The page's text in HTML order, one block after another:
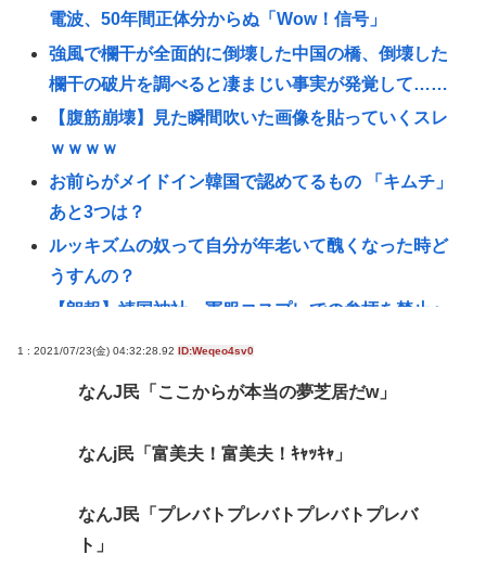
電波、50年間正体分からぬ「Wow！信号」
強風で欄干が全面的に倒壊した中国の橋、倒壊した
欄干の破片を調べると凄まじい事実が発覚して……
【腹筋崩壊】見た瞬間吹いた画像を貼っていくスレ
ｗｗｗｗ
お前らがメイドイン韓国で認めてるもの 「キムチ」
あと3つは？
ルッキズムの奴って自分が年老いて醜くなった時ど
うすんの？
【朗報】靖国神社、軍服コスプレでの参拝を禁止へ
路…なんだこれ？ [8/8]
的に不可能と大爆笑
【悲報】グエン、またまたまたまたまたまた逮捕
1 : 2021/07/23(金) 04:32:28.92 ID:Weqeo4sv0
なんJ民「ここからが本当の夢芝居だw」
なんj民「富美夫！富美夫！ｷｬｯｷｬ」
なんJ民「プレバトプレバトプレバトプレバ
ト」